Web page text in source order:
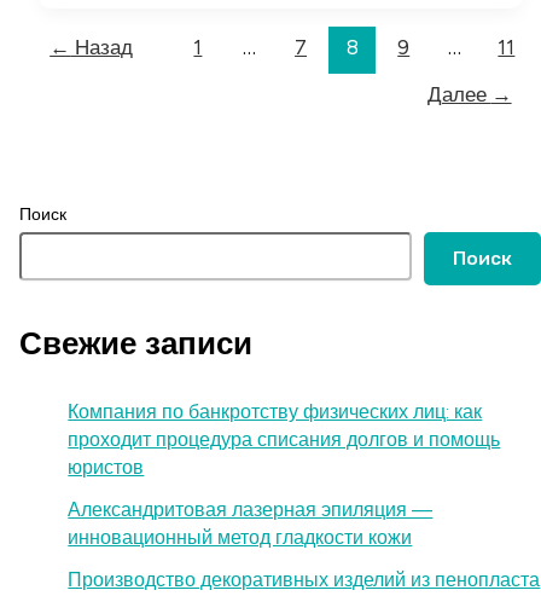
Поиск
Поиск
Свежие записи
Компания по банкротству физических лиц: как
проходит процедура списания долгов и помощь
юристов
Александритовая лазерная эпиляция —
инновационный метод гладкости кожи
Производство декоративных изделий из пенопласта
выбрать
← Назад 1 … 7 8 9 …
11
Далее →